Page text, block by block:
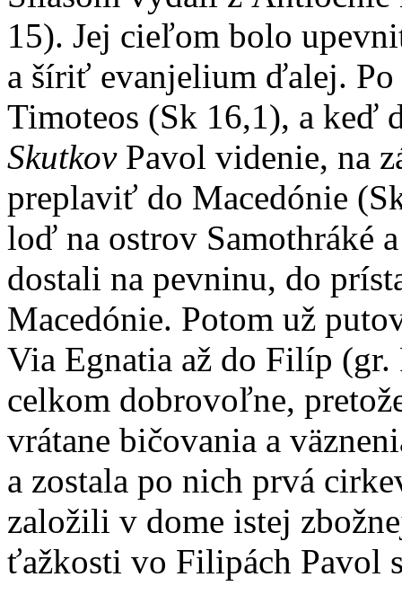
15). Jej cieľom bolo
a šíriť evanjelium ďalej. Po
Timoteos (Sk 16,1), a keď
SkutkovPavol videnie, na
preplaviť do Macedónie
loď na ostrov Samothráké
dostali na pevninu, do
Macedónie. Potom už
Via Egnatia až do Filíp
celkom dobrovoľne,
vrátane bičovania a
a zostala po nich prvá
založili v dome istej
ťažkosti vo Filipách Pavol